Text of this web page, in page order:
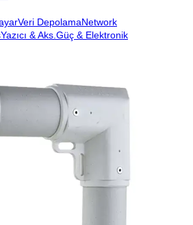
Veri DepolamaNetwork
Yazıcı & Aks.Güç & Elektronik